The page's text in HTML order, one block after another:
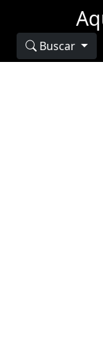
Buscar